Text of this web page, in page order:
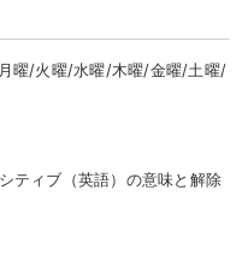
月曜/火曜/水曜/木曜/金曜/土曜/
ティブ（英語）の意味と解除